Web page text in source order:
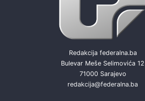
Redakcija federalna.ba
Bulevar Meše Selimovića 12
71000 Sarajevo
redakcija@federalna.ba